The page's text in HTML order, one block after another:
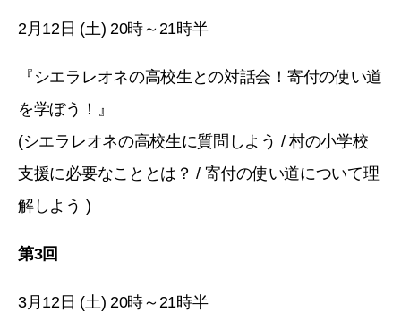
2月12日 (土) 20時～21時半
『シエラレオネの高校生との対話会！寄付の使い道
を学ぼう！』
(シエラレオネの高校生に質問しよう / 村の小学校
支援に必要なこととは？ / 寄付の使い道について理
解しよう )
第3回
3月12日 (土) 20時～21時半